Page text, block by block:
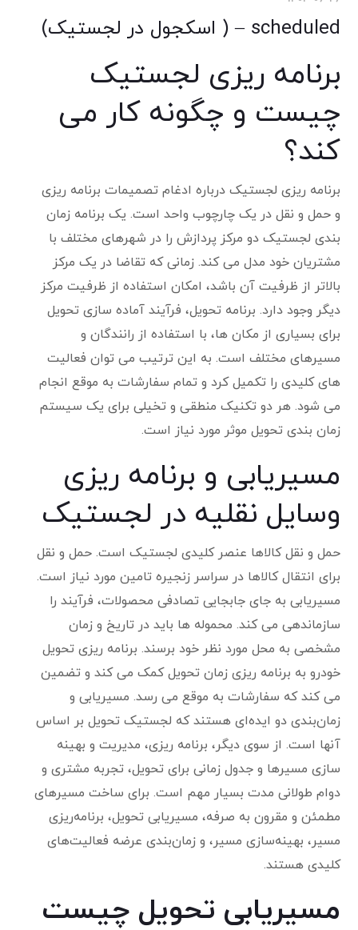
scheduled – ( اسکجول در لجستیک)
برنامه ریزی لجستیک
چیست و چگونه کار می
کند؟
برنامه ریزی لجستیک درباره ادغام تصمیمات برنامه ریزی
و حمل و نقل در یک چارچوب واحد است. یک برنامه زمان
بندی لجستیک دو مرکز پردازش را در شهرهای مختلف با
مشتریان خود مدل می کند. زمانی که تقاضا در یک مرکز
بالاتر از ظرفیت آن باشد، امکان استفاده از ظرفیت مرکز
دیگر وجود دارد. برنامه تحویل، فرآیند آماده سازی تحویل
برای بسیاری از مکان ها، با استفاده از رانندگان و
مسیرهای مختلف است. به این ترتیب می توان فعالیت
های کلیدی را تکمیل کرد و تمام سفارشات به موقع انجام
می شود. هر دو تکنیک منطقی و تخیلی برای یک سیستم
زمان بندی تحویل موثر مورد نیاز است.
مسیریابی و برنامه ریزی
وسایل نقلیه در لجستیک
حمل و نقل کالاها عنصر کلیدی لجستیک است. حمل و نقل
برای انتقال کالاها در سراسر زنجیره تامین مورد نیاز است.
مسیریابی به جای جابجایی تصادفی محصولات، فرآیند را
سازماندهی می کند. محموله ها باید در تاریخ و زمان
مشخصی به محل مورد نظر خود برسند. برنامه ریزی تحویل
خودرو به برنامه ریزی زمان تحویل کمک می کند و تضمین
می کند که سفارشات به موقع می رسد. مسیریابی و
زمان‌بندی دو ایده‌ای هستند که لجستیک تحویل بر اساس
آنها است. از سوی دیگر، برنامه ریزی، مدیریت و بهینه
سازی مسیرها و جدول زمانی برای تحویل، تجربه مشتری و
دوام طولانی مدت بسیار مهم است. برای ساخت مسیرهای
مطمئن و مقرون به صرفه، مسیریابی تحویل، برنامه‌ریزی
مسیر، بهینه‌سازی مسیر، و زمان‌بندی عرضه فعالیت‌های
کلیدی هستند.
مسیریابی تحویل چیست